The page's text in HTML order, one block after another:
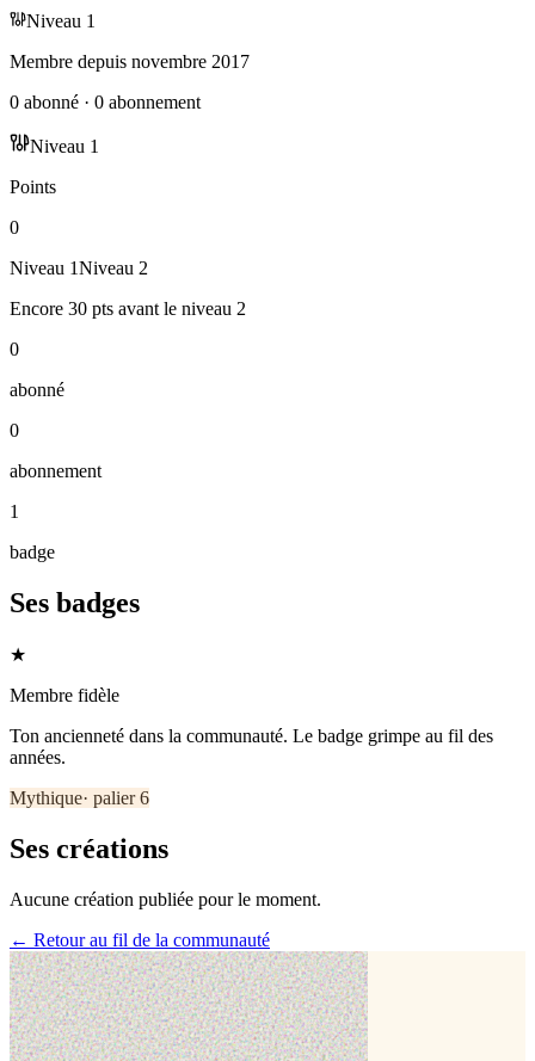
Niveau 1
Membre depuis novembre 2017
0 abonné · 0 abonnement
Niveau 1
Points
0
Niveau 1Niveau 2
Encore 30 pts avant le niveau 2
0
abonné
0
abonnement
1
badge
Ses badges
★
Membre fidèle
Ton ancienneté dans la communauté. Le badge grimpe au fil des
années.
Mythique· palier6
Ses créations
Aucune création publiée pour le moment.
← Retour au fil de la communauté